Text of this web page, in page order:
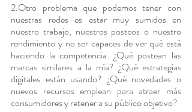
2.Otro problema que podemos tener con
nuestras redes es estar muy sumidos en
nuestro trabajo, nuestros posteos o nuestro
rendimiento y no ser capaces de ver qué está
haciendo la competencia. ¿Qué postean las
marcas similares a la mía? ¿Qué estrategias
digitales están usando? ¿Qué novedades o
nuevos recursos emplean para atraer más
consumidores y retener a su público objetivo?